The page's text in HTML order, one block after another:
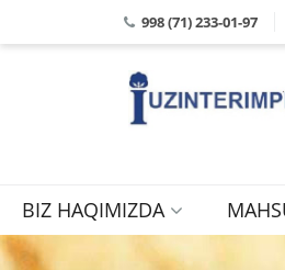
998 (71) 233-01-97
BIZ HAQIMIZDA